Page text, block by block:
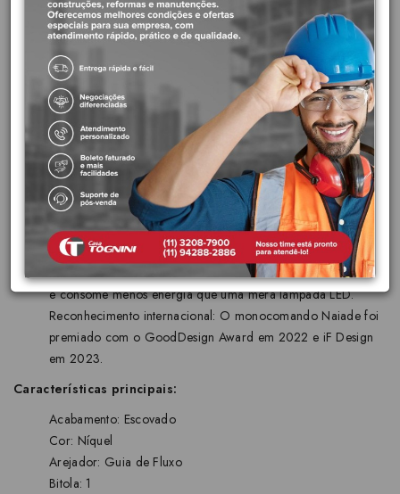
nossa exclusiva tecnologia DynamicField®, que impede o
acionamento do fluxo pela proximidade de objetos estáticos.
Diferenciais do produto:
Tecnologia DOCOLPRESENCE® com DYNAMIC FIELD®: O
sistema DocolPresence® permite a abertura do fluxo de água
por simples aproximação das mãos. Aliado à tecnologia
Dynamic Field®, impede o acionamento acidental pela
proximidade de objetos estáticos.
Tenologia DOCOLOZÔNIO®: Inovação para seu bem-
estar: Elimina 99% das bactérias, agentes patógenos e odores
indesejáveis. O gerador de ozônio fica oculto sob a
bancada, não precisa de manutenção regular ou refil, é bivolt
e consome menos energia que uma mera lâmpada LED.
Reconhecimento internacional: O monocomando Naiade foi
premiado com o GoodDesign Award em 2022 e iF Design
em 2023.
Características principais:
Acabamento: Escovado
Cor: Níquel
Arejador: Guia de Fluxo
Bitola: 1